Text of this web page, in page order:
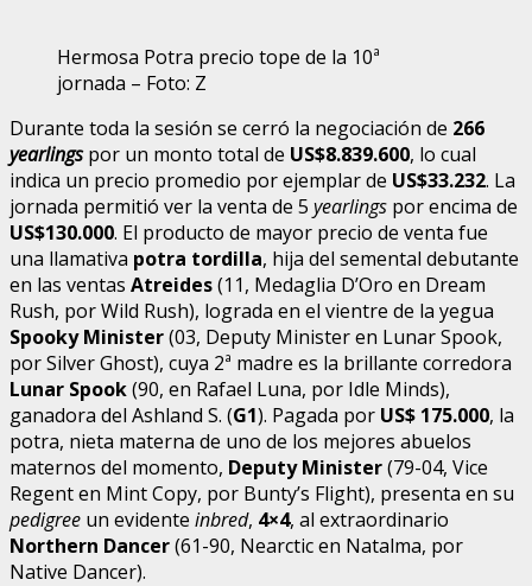
Hermosa Potra precio tope de la 10ª
jornada – Foto: Z
Durante toda la sesión se cerró la negociación de 266
yearlingspor un monto total de US$8.839.600, lo cual
indica un precio promedio por ejemplar de US$33.232. La
jornada permitió ver la venta de 5 yearlings por encima de
US$130.000. El producto de mayor precio de venta fue
una llamativa potra tordilla, hija del semental debutante
en las ventas Atreides(11, Medaglia D’Oro en Dream
Rush, por Wild Rush), lograda en el vientre de la yegua
Spooky Minister(03, Deputy Minister en Lunar Spook,
por Silver Ghost), cuya 2ª madre es la brillante corredora
Lunar Spook(90, en Rafael Luna, por Idle Minds),
ganadora del Ashland S. (G1). Pagada por US$ 175.000, la
potra, nieta materna de uno de los mejores abuelos
maternos del momento, Deputy Minister(79-04, Vice
Regent en Mint Copy, por Bunty’s Flight), presenta en su
pedigree un evidente inbred, 4×4, al extraordinario
Northern Dancer(61-90, Nearctic en Natalma, por
Native Dancer).